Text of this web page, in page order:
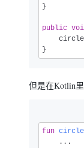
}
public
}
但是在Kotlin
fun circle